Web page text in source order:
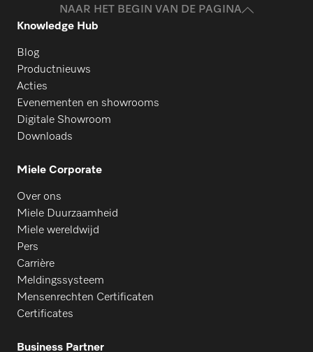
NAAR HET BEGIN VAN DE PAGINA
Knowledge Hub
Blog
Productnieuws
Acties
Evenementen en showrooms
Digitale Showroom
Downloads
Miele Corporate
Over ons
Miele Duurzaamheid
Miele wereldwijd
Pers
Carrière
Meldingssysteem
Mensenrechten Certificaten
Certificates
Business Partner